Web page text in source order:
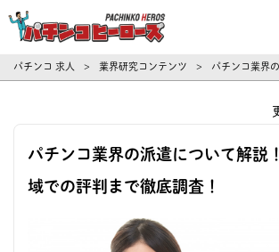
パチンコ 求人 > 業界研究コンテンツ > パチンコ業界
パチンコ業界の派遣について解説
域での評判まで徹底調査！